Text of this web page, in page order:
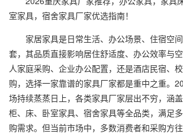
室家具，宿舍家具厂家优选指南！
家居家具是日常生活、办公场景、住宿空
套，其品质直接影响居住舒适度、办公效率与
人家庭采购、企业办公配置，还是酒店民宿、
购，选择一家靠谱的家具厂家都是重中之重。
场持续蒸蒸日上，各类家具厂家层出不穷，涵
柜、床、卧室家具、宿舍家具等全品类，满足
购需求。但当前市场中，多数消费者和采购方